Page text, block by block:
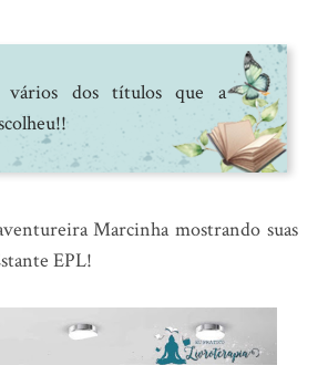
vários dos títulos que a
Marcinha mostrando suas
EPL!